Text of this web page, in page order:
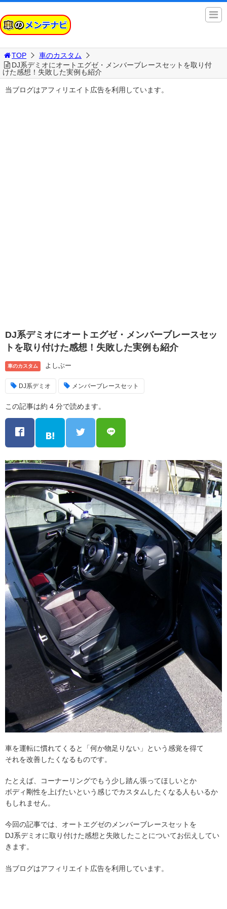
TOP
車のカスタム
DJ系デミオにオートエグゼ・メンバーブレースセットを取り付
けた感想！失敗した実例も紹介
当ブログはアフィリエイト広告を利用しています。
DJ系デミオにオートエグゼ・メンバーブレースセッ
トを取り付けた感想！失敗した実例も紹介
車のカスタム よしぶー
DJ系デミオ メンバーブレースセット
この記事は約 4 分で読めます。
車を運転に慣れてくると「何か物足りない」という感覚を得て
それを改善したくなるものです。
たとえば、コーナーリングでもう少し踏ん張ってほしいとか
ボディ剛性を上げたいという感じでカスタムしたくなる人もいるか
もしれません。
今回の記事では、オートエグゼのメンバーブレースセットを
DJ系デミオに取り付けた感想と失敗したことについてお伝えしてい
きます。
当ブログはアフィリエイト広告を利用しています。